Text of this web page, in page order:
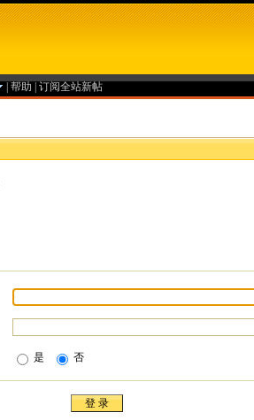
帮助 订阅全站新帖
是 否